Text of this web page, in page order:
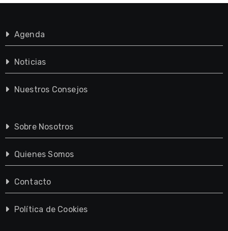
Agenda
Noticias
Nuestros Consejos
Sobre Nosotros
Quienes Somos
Contacto
Política de Cookies